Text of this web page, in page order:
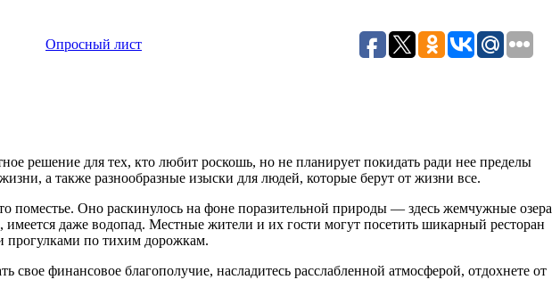
Опросный лист
решение для тех, кто любит роскошь, но не планирует покидать ради нее пределы
а также разнообразные изыски для людей, которые берут от жизни все.
поместье. Оно раскинулось на фоне поразительной природы — здесь жемчужные озера
имеется даже водопад. Местные жители и их гости могут посетить шикарный ресторан
прогулками по тихим дорожкам.
свое финансовое благополучие, насладитесь расслабленной атмосферой, отдохнете от